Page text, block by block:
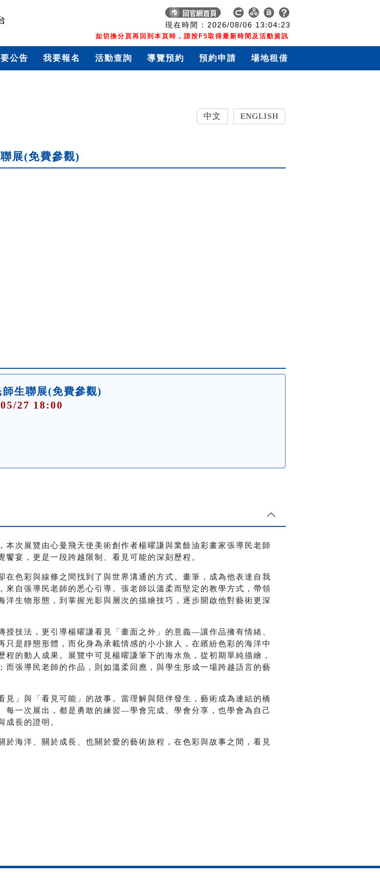
現在時間 : 2026/08/06 13:04:23
如切換分頁再回到本頁時，請按F5取得最新時間及活動資訊
公告 我要報名 活動查詢 導覽預約 預約申請 場地租借
ENGLISH
展(免費參觀)
生聯展(免費參觀)
27 18:00
本次展覽由心曼飛天使美術創作者楊曜謙與業餘油彩畫家張導民老師
宴，更是一段跨越限制、看見可能的深刻歷程。
在色彩與線條之間找到了與世界溝通的方式。畫筆，成為他表達自我
來自張導民老師的悉心引導。張老師以溫柔而堅定的教學方式，帶領
生物形態，到掌握光影與層次的描繪技巧，逐步開啟他對藝術更深
授技法，更引導楊曜謙看見「畫面之外」的意義—讓作品擁有情緒、
只是靜態形體，而化身為承載情感的小小旅人，在繽紛色彩的海洋中
的動人成果。展覽中可見楊曜謙筆下的海水魚，從初期單純描繪，
而張導民老師的作品，則如溫柔回應，與學生形成一場跨越語言的藝
見」與「看見可能」的故事。當理解與陪伴發生，藝術成為連結的橋
每一次展出，都是勇敢的練習—學會完成、學會分享，也學會為自己
成長的證明。
於海洋、關於成長、也關於愛的藝術旅程，在色彩與故事之間，看見